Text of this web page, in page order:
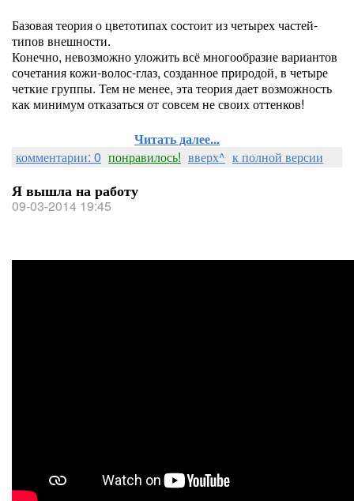
Базовая теория о цветотипах состоит из четырех частей-
типов внешности.
Конечно, невозможно уложить всё многообразие вариантов
сочетания кожи-волос-глаз, созданное природой, в четыре
четкие группы. Тем не менее, эта теория дает возможность
как минимум отказаться от совсем не своих оттенков!
Читать далее...
комментарии: 0 понравилось! вверх^ к полной версии
Я вышла на работу
09-03-2014 19:45